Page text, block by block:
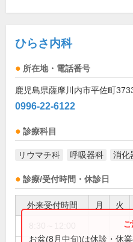
ひらさ内科
所在地・電話番号
鹿児島県薩摩川内市平佐町
0996-22-6122
診療科目
リウマチ科 呼吸器科 消化
診療/受付時間・休診日
外来受付時間 月 火
お盆(8月中旬)は休診・休